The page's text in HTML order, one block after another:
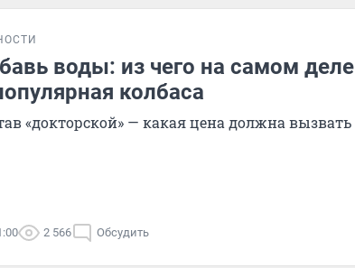
воды: из чего на самом деле
колбаса
«докторской» — какая цена должна вызвать
2 566 Обсудить